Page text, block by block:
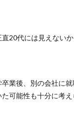
20代には見えないか
卒業後、別の会社に
可能性も十分に考え